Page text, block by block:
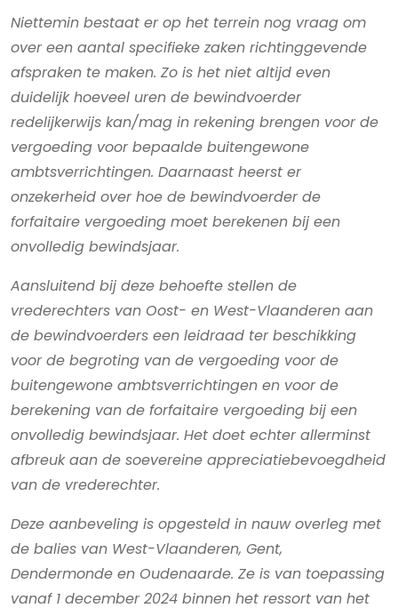
Niettemin bestaat er op het terrein nog vraag om
over een aantal specifieke zaken richtinggevende
afspraken te maken. Zo is het niet altijd even
duidelijk hoeveel uren de bewindvoerder
redelijkerwijs kan/mag in rekening brengen voor de
vergoeding voor bepaalde buitengewone
ambtsverrichtingen. Daarnaast heerst er
onzekerheid over hoe de bewindvoerder de
forfaitaire vergoeding moet berekenen bij een
onvolledig bewindsjaar.
Aansluitend bij deze behoefte stellen de
vrederechters van Oost- en West-Vlaanderen aan
de bewindvoerders een leidraad ter beschikking
voor de begroting van de vergoeding voor de
buitengewone ambtsverrichtingen en voor de
berekening van de forfaitaire vergoeding bij een
onvolledig bewindsjaar. Het doet echter allerminst
afbreuk aan de soevereine appreciatiebevoegdheid
van de vrederechter.
Deze aanbeveling is opgesteld in nauw overleg met
de balies van West-Vlaanderen, Gent,
Dendermonde en Oudenaarde. Ze is van toepassing
vanaf 1 december 2024 binnen het ressort van het